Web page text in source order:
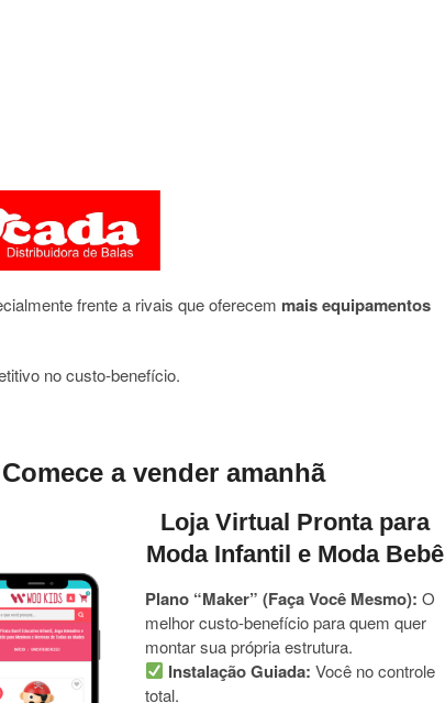
frente a rivais que oferecem mais equipamentos
no custo-benefício.
a vender amanhã
Loja Virtual Pronta para
Moda Infantil e Moda Bebê
Plano “Maker” (Faça Você Mesmo): O
melhor custo-benefício para quem quer
montar sua própria estrutura.
Instalação Guiada: Você no controle
total.